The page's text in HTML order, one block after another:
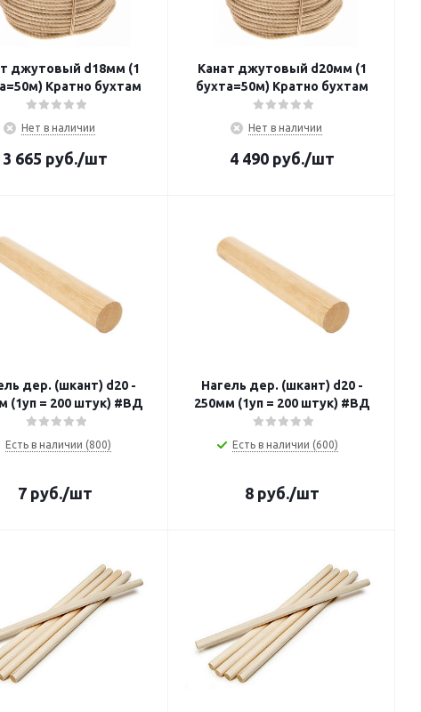
джутовый d18мм (1
Кратно бухтам
Нет в наличии
3 665 руб./шт
Канат джутовый d20мм (1
бухта=50м) Кратно бухтам
Нет в наличии
4 490руб./шт
дер. (шкант) d20 -
(1уп = 200 штук) #ВД
Есть в наличии (800)
7руб./шт
Нагель дер. (шкант) d20 -
250мм (1уп = 200 штук) #ВД
Есть в наличии (600)
8руб./шт